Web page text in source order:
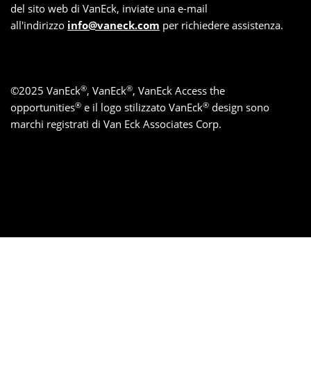
del sito web di VanEck, inviate una e-mail
all'indirizzo info@vaneck.com per richiedere assistenza.
©2025 VanEck®, VanEck®, VanEck Access the
opportunities® e il logo stilizzato VanEck® design sono
marchi registrati di Van Eck Associates Corp.